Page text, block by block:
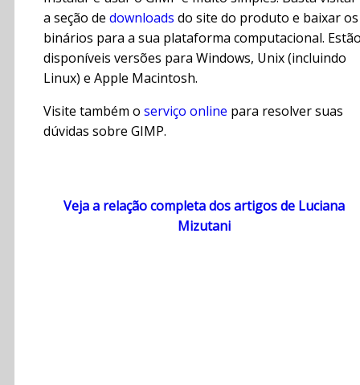
a seção de downloads do site do produto e baixar os
binários para a sua plataforma computacional.
disponíveis versões para Windows, Unix (incluindo
Linux) e Apple Macintosh.
Visite também o serviço online para resolver suas
dúvidas sobre GIMP.
Veja a relação completa dos artigos de Luciana
Mizutani